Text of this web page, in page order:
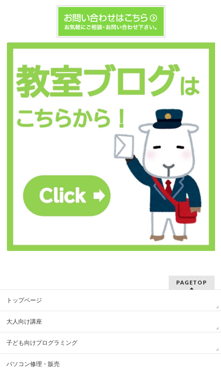
PAGETOP
トップページ
大人向け講座
子ども向けプログラミング
パソコン修理・販売